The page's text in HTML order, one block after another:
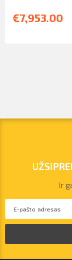
€7,953.00
Ir